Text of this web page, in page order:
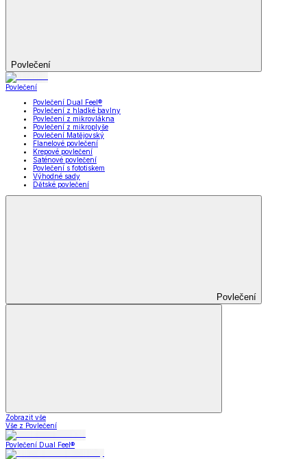
Povlečení
Povlečení
Povlečení Dual Feel®
Povlečení z hladké bavlny
Povlečení z mikrovlákna
Povlečení z mikroplyše
Povlečení Matějovský
Flanelové povlečení
Krepové povlečení
Saténové povlečení
Povlečení s fototiskem
Výhodné sady
Dětské povlečení
Povlečení
Zobrazit vše
Vše z Povlečení
Povlečení Dual Feel®